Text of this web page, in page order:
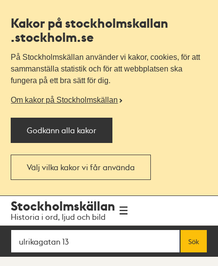
Kakor på stockholmskallan
.stockholm.se
På Stockholmskällan använder vi kakor, cookies, för att
sammanställa statistik och för att webbplatsen ska
fungera på ett bra sätt för dig.
Om kakor på Stockholmskällan
Godkänn alla kakor
Välj vilka kakor vi får använda
navigationen
huvudinnehållet
Stockholmskällan
Historia i ord, ljud och bild
Sök
Sök